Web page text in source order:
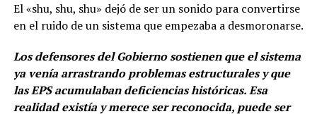
El «shu, shu, shu» dejó de ser un sonido para convertirse
en el ruido de un sistema que empezaba a desmoronarse.
Los defensores del Gobierno sostienen que el sistema
ya venía arrastrando problemas estructurales y que
las EPS acumulaban deficiencias históricas. Esa
realidad existía y merece ser reconocida, puede ser